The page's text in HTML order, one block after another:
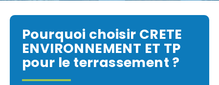
Pourquoi choisir CRETE
ENVIRONNEMENT ET TP
pour le terrassement ?